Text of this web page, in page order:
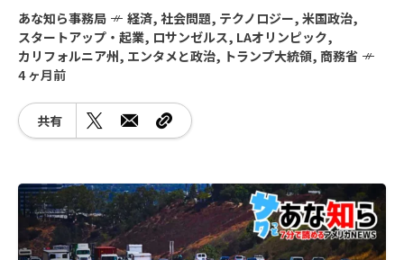
あな知ら事務局 経済, 社会問題, テクノロジー, 米国政治,
スタートアップ・起業, ロサンゼルス, LAオリンピック,
カリフォルニア州, エンタメと政治, トランプ大統領, 商務省
4 ヶ月前
共有